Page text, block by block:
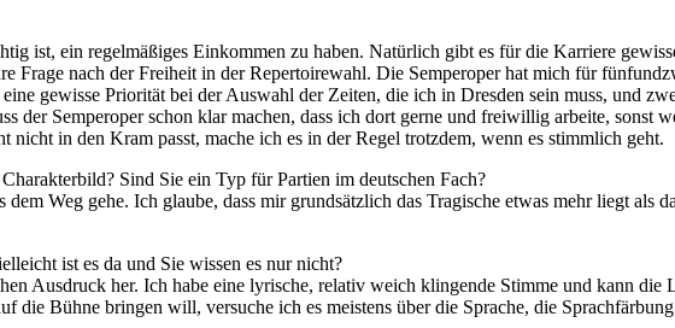
ist, ein re­gel­mä­ßi­ges Ein­kom­men zu ha­ben. Na­tür­lich gibt es für die Kar­rie­re
Fra­ge nach der Frei­heit in der Re­per­toire­wahl. Die Sem­per­oper hat mich für
ge­wis­se Prio­ri­tät bei der Aus­wahl der Zei­ten, die ich in Dres­den sein muss, und
der Sem­per­oper schon klar ma­chen, dass ich dort ger­ne und frei­wil­lig ar­bei­te, sonst
in den Kram passt, ma­che ich es in der Re­gel trotz­dem, wenn es stimm­lich geht.
Sind Sie ein Typ für Par­tien im deut­schen Fach?
Weg gehe. Ich glau­be, dass mir grund­sätz­lich das Tra­gi­sche et­was mehr liegt als
ist es da und Sie wis­sen es nur nicht?
Aus­druck her. Ich habe eine ly­ri­sche, re­la­tiv weich klin­gen­de Stim­me und kann die
Büh­ne brin­gen will, ver­su­che ich es meis­tens über die Spra­che, die